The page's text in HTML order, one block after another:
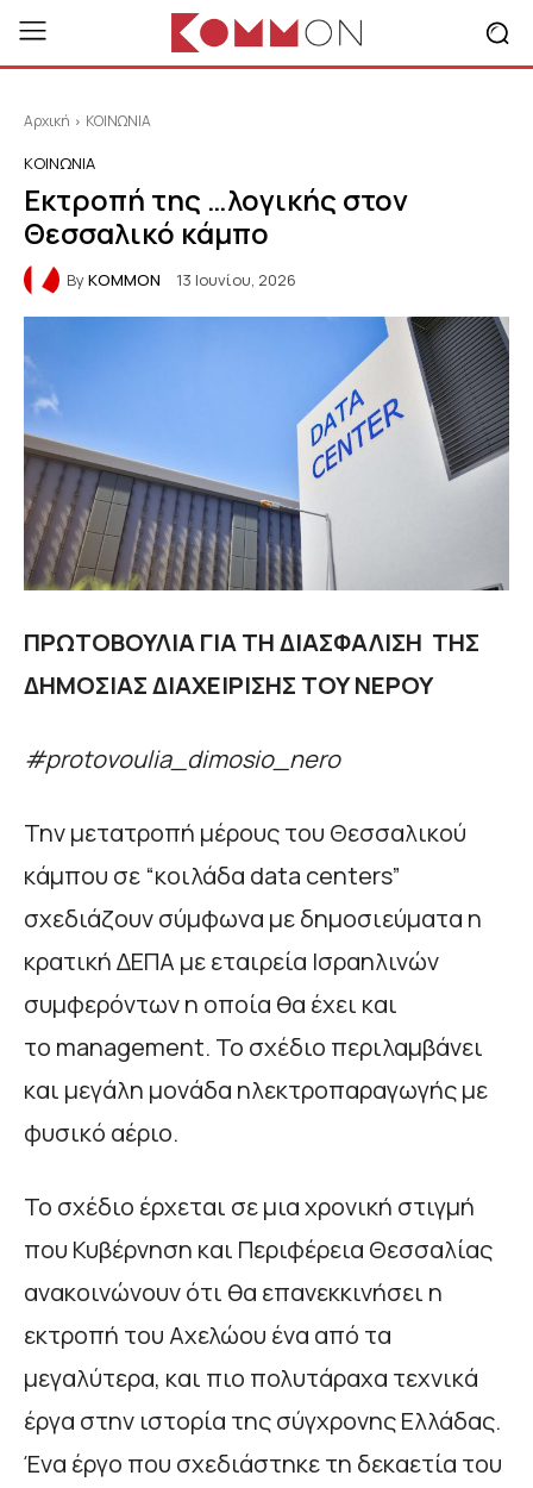
Αρχική ΚΟΙΝΩΝΙΑ
ΚΟΙΝΩΝΙΑ
Εκτροπή της …λογικής στον
Θεσσαλικό κάμπο
ByKOMMON 13 Ιουνίου, 2026
ΠΡΩΤΟΒΟΥΛΙΑ ΓΙΑ ΤΗ ΔΙΑΣΦΑΛΙΣΗ ΤΗΣ
ΔΗΜΟΣΙΑΣ ΔΙΑΧΕΙΡΙΣΗΣ ΤΟΥ ΝΕΡΟΥ
#protovoulia_dimosio_nero
Την μετατροπή μέρους του Θεσσαλικού
κάμπου σε “κοιλάδα data centers”
σχεδιάζουν σύμφωνα με δημοσιεύματα η
κρατική ΔΕΠΑ με εταιρεία Ισραηλινών
συμφερόντων η οποία θα έχει και
το management. To σχέδιο περιλαμβάνει
και μεγάλη μονάδα ηλεκτροπαραγωγής με
φυσικό αέριο.
Το σχέδιο έρχεται σε μια χρονική στιγμή
που Κυβέρνηση και Περιφέρεια Θεσσαλίας
ανακοινώνουν ότι θα επανεκκινήσει η
εκτροπή του Αχελώου ένα από τα
μεγαλύτερα, και πιο πολυτάραχα τεχνικά
έργα στην ιστορία της σύγχρονης Ελλάδας.
Ένα έργο που σχεδιάστηκε τη δεκαετία του